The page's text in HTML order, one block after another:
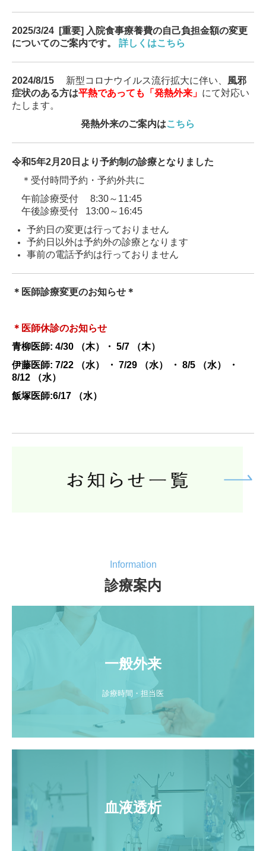
2025/3/24 [重要] 入院食事療養費の自己負担金額の変更
についてのご案内です。 詳しくはこちら
2024/8/15 新型コロナウイルス流行拡大に伴い、 風邪
症状のある方は平熱であっても「発熱外来」 にて対応い
たします。
発熱外来のご案内はこちら
令和5年2月20日より予約制の診療となりました
＊受付時問予約・予約外共に
午前診療受付 8:30～11:45
午後診療受付 13:00～16:45
予約日の変更は行っておりません
予約日以外は予約外の診療となります
事前の電話予約は行っておりません
＊医師診療変更のお知らせ＊
＊医師休診のお知らせ
青柳医師: 4/30 （木）・ 5/7 （木）
伊藤医師: 7/22 （水） ・ 7/29 （水） ・ 8/5 （水）
・
8/12 （水）
飯塚医師:6/17
（水）
Information
診療案内
一般外来
診療時間・担当医
血液透析